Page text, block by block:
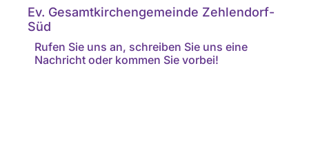
Ev. Gesamtkirchengemeinde Zehlendorf-
Süd
Rufen Sie uns an, schreiben Sie uns eine
Nachricht oder kommen Sie vorbei!